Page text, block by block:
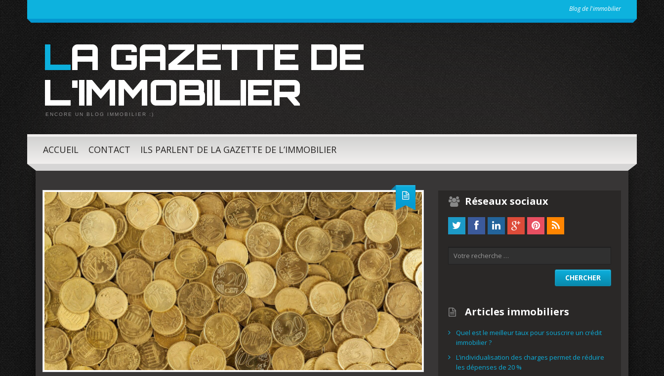
Blog de l'immobilier
LA GAZETTE DE
L'IMMOBILIER
ENCORE UN BLOG IMMOBILIER :)
ACCUEIL CONTACT ILS PARLENT DE LA GAZETTE DE L’IMMOBILIER
Réseaux sociaux
Articles immobiliers
Quel est le meilleur taux pour souscrire un crédit
immobilier ?
L’individualisation des charges permet de réduire
les dépenses de 20 %